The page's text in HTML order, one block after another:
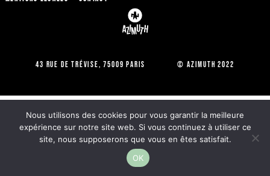
43 Rue de Trévise, 75009 Paris © Azimuth 2022
Nous utilisons des cookies pour vous garantir la meilleure
expérience sur notre site web. Si vous continuez à utiliser ce
site, nous supposerons que vous en êtes satisfait.
OK